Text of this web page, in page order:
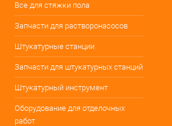
Все для стяжки пола
Запчасти для растворонасосов
Штукатурные станции
Запчасти для штукатурных станций
Штукатурный инструмент
Оборудование для отделочных
работ